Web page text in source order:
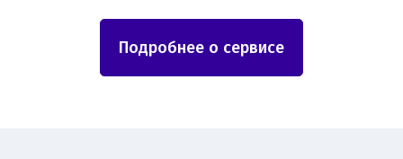
Подробнее о сервисе